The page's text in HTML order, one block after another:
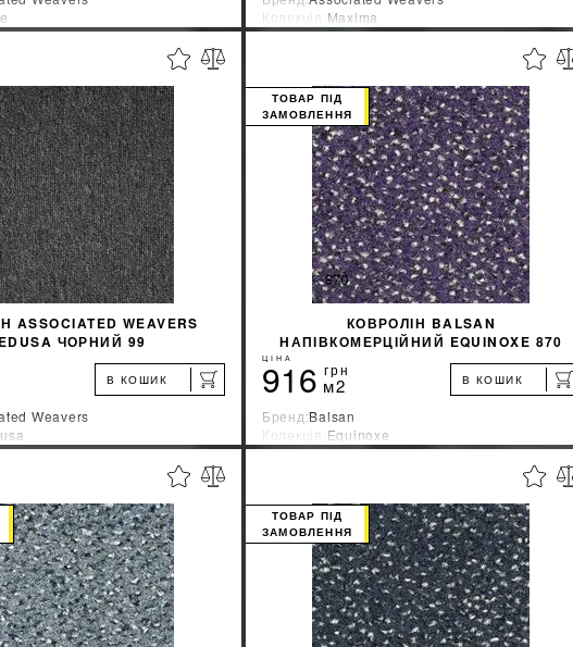
Бельгия
%
КУПИТИ
Колекція:Maxima
Країна-виробник:Бельгия
%
КУПИТИ
ASSOCIATED WEAVERS
ЧОРНИЙ 99
В КОШИК
Weavers
Бельгия
%
КУПИТИ
КОВРОЛІН BALSAN
НАПІВКОМЕРЦІЙНИЙ EQUINOXE 870
ТОВАР ПІД
ЗАМОВЛЕННЯ
ЦІНА
916 грн
м2 В КОШИК
Бренд:Balsan
Колекція:Equinoxe
Країна-виробник:Франция
%
КУПИТИ
ТОВАР ПІД
ЗАМОВЛЕННЯ